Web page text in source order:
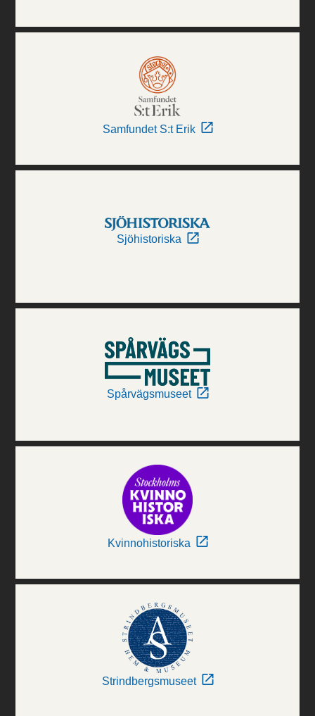
Samfundet S:t Erik
Sjöhistoriska
Spårvägsmuseet
Kvinnohistoriska
Strindbergsmuseet